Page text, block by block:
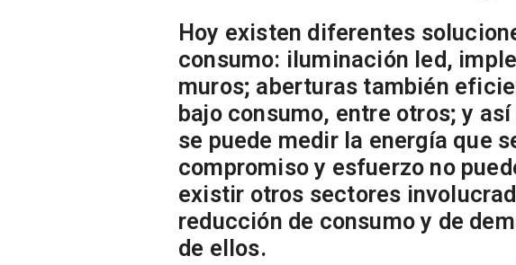
Hoy existen diferentes
consumo: iluminación led,
muros; aberturas también
bajo consumo, entre otros; y
se puede medir la energía que
compromiso y esfuerzo no
existir otros sectores
reducción de consumo y de
de ellos.